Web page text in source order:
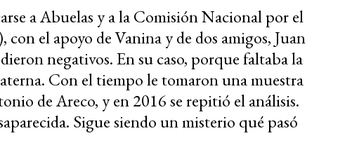
a Abuelas y a la Comisión Nacional por el
el apoyo de Vanina y de dos amigos, Juan
negativos. En su caso, porque faltaba la
Con el tiempo le tomaron una muestra
de Areco, y en 2016 se repitió el análisis.
Sigue siendo un misterio qué pasó